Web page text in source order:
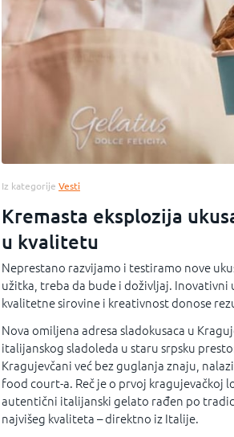
Iz kategorije Vesti
Kremasta eksplozija
u kvalitetu
Neprestano razvijamo i testiramo nove
užitka, treba da bude i doživljaj. Inovativni
kvalitetne sirovine i kreativnost donose
Nova omiljena adresa sladokusaca u
italijanskog sladoleda u staru srpsku
Kragujevčani već bez guglanja znaju,
food court-a. Reč je o prvoj kragujevačkoj
autentični italijanski gelato rađen po
najvišeg kvaliteta – direktno iz Italije.